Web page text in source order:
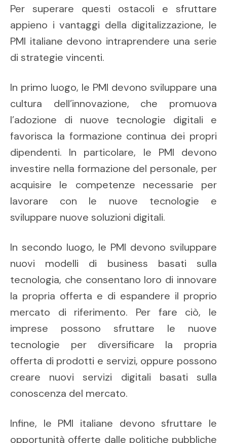
Per superare questi ostacoli e sfruttare
appieno i vantaggi della digitalizzazione, le
PMI italiane devono intraprendere una serie
di strategie vincenti.
In primo luogo, le PMI devono sviluppare una
cultura dell’innovazione, che promuova
l’adozione di nuove tecnologie digitali e
favorisca la formazione continua dei propri
dipendenti. In particolare, le PMI devono
investire nella formazione del personale, per
acquisire le competenze necessarie per
lavorare con le nuove tecnologie e
sviluppare nuove soluzioni digitali.
In secondo luogo, le PMI devono sviluppare
nuovi modelli di business basati sulla
tecnologia, che consentano loro di innovare
la propria offerta e di espandere il proprio
mercato di riferimento. Per fare ciò, le
imprese possono sfruttare le nuove
tecnologie per diversificare la propria
offerta di prodotti e servizi, oppure possono
creare nuovi servizi digitali basati sulla
conoscenza del mercato.
Infine, le PMI italiane devono sfruttare le
opportunità offerte dalle politiche pubbliche